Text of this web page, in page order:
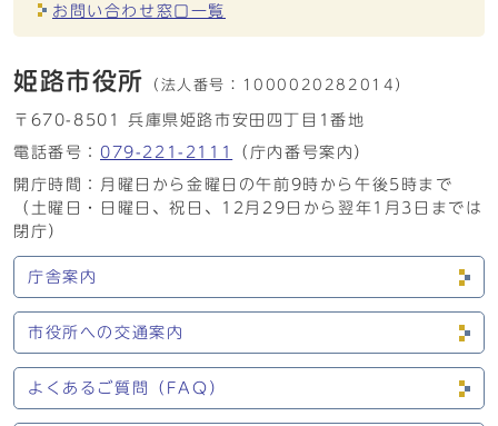
お問い合わせ窓口一覧
姫路市役所 （法人番号： 1000020282014）
〒670-8501 兵庫県姫路市安田四丁目1番地
電話番号： 079-221-2111
（庁内番号案内）
開庁時間：月曜日から金曜日の午前9時から午後5時まで
（土曜日・日曜日、祝日、12月29日から翌年1月3日までは
閉庁）
庁舎案内
市役所への交通案内
よくあるご質問（FAQ）